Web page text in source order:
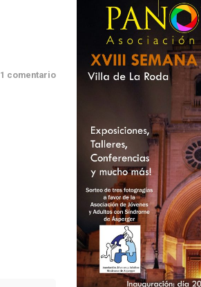
1 comentario